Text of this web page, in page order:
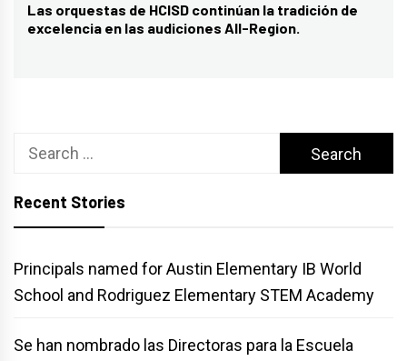
Next
post:
Las orquestas de HCISD continúan la tradición de
excelencia en las audiciones All-Region.
Search
Recent Stories
Principals named for Austin Elementary IB World
School and Rodriguez Elementary STEM Academy
Se han nombrado las Directoras para la Escuela